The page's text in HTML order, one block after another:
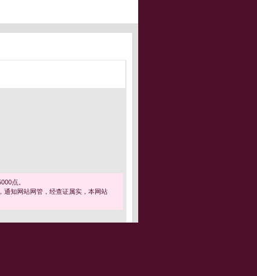
点。
通知网站网管，经查证属实，本网站